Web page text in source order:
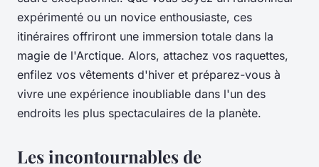
expérimenté ou un novice enthousiaste, ces
itinéraires offriront une immersion totale dans la
magie de l'Arctique. Alors, attachez vos raquettes,
enfilez vos vêtements d'hiver et préparez-vous à
vivre une expérience inoubliable dans l'un des
endroits les plus spectaculaires de la planète.
Les incontournables de